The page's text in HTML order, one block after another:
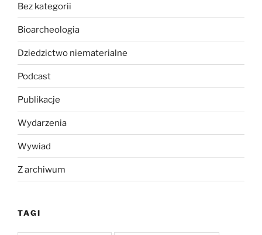
Bez kategorii
Bioarcheologia
Dziedzictwo niematerialne
Podcast
Publikacje
Wydarzenia
Wywiad
Z archiwum
TAGI